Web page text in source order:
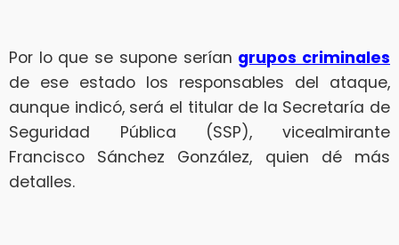
Por lo que se supone serían grupos criminales
de ese estado los responsables del ataque,
aunque indicó, será el titular de la Secretaría de
Seguridad Pública (SSP), vicealmirante
Francisco Sánchez González, quien dé más
detalles.